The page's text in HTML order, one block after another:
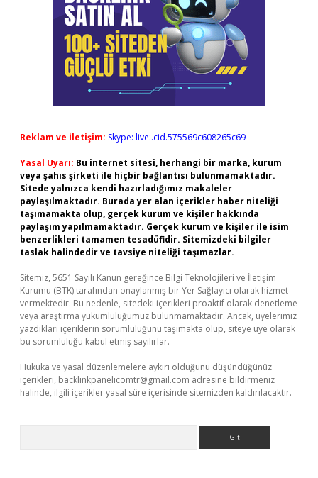
Reklam ve İletişim: Skype: live:.cid.575569c608265c69
Yasal Uyarı: Bu internet sitesi, herhangi bir marka, kurum
veya şahıs şirketi ile hiçbir bağlantısı bulunmamaktadır.
Sitede yalnızca kendi hazırladığımız makaleler
paylaşılmaktadır. Burada yer alan içerikler haber niteliği
taşımamakta olup, gerçek kurum ve kişiler hakkında
paylaşım yapılmamaktadır. Gerçek kurum ve kişiler ile isim
benzerlikleri tamamen tesadüfidir. Sitemizdeki bilgiler
taslak halindedir ve tavsiye niteliği taşımazlar.
Sitemiz, 5651 Sayılı Kanun gereğince Bilgi Teknolojileri ve İletişim
Kurumu (BTK) tarafından onaylanmış bir Yer Sağlayıcı olarak hizmet
vermektedir. Bu nedenle, sitedeki içerikleri proaktif olarak denetleme
veya araştırma yükümlülüğümüz bulunmamaktadır. Ancak, üyelerimiz
yazdıkları içeriklerin sorumluluğunu taşımakta olup, siteye üye olarak
bu sorumluluğu kabul etmiş sayılırlar.
Hukuka ve yasal düzenlemelere aykırı olduğunu düşündüğünüz
içerikleri, backlinkpanelicomtr@gmail.com adresine bildirmeniz
halinde, ilgili içerikler yasal süre içerisinde sitemizden kaldırılacaktır.